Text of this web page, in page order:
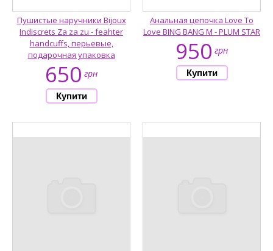
Пушистые наручники Bijoux
Indiscrets Za za zu - feahter
handcuffs, перьевые,
подарочная упаковка
650 грн
Анальная цепочка Love To
Love BING BANG M - PLUM STAR
950 грн